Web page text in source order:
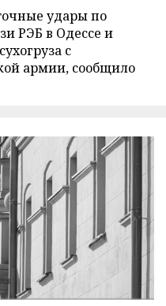
удары по
РЭБ в Одессе и
с
армии, сообщило